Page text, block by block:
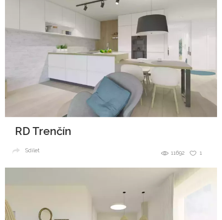
RD Trenčín
1
11692
Sdílet